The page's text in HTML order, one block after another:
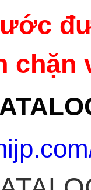
chặn